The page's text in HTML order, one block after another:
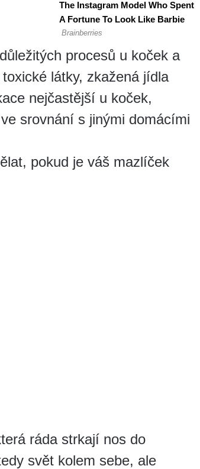
procesů u koček a
látky, zkažená jídla
nejčastější u koček,
srovnání s jinými domácími
pokud je váš mazlíček
ráda strkají nos do
svět kolem sebe, ale